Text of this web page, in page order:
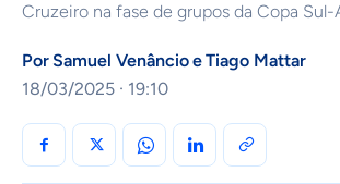
Cruzeiro na fase de grupos da Copa Sul-
Por Samuel VenâncioeTiago Mattar
18/03/2025 · 19:10